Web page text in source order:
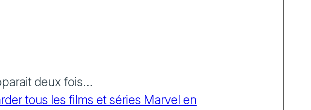
deux fois...
tous les films et séries Marvel en